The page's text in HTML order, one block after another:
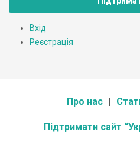
Вхід
Реєстрація
Про нас
Підтримати сайт